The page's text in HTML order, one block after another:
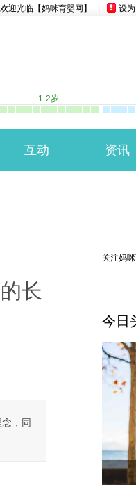
迎光临【妈咪育婴网】 设
1-2岁
互动 资讯
长
，同
关注妈咪
今日